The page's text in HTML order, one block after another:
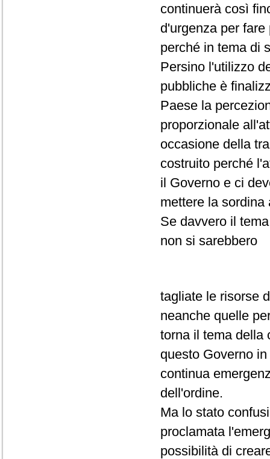
continuerà così
d'urgenza per
perché in tema di
Persino l'utilizzo
pubbliche è
Paese la
proporzionale
occasione della
costruito perché
il Governo e ci
mettere la
Se davvero il
non si sarebbero
tagliate le risorse
neanche quelle
torna il tema della
questo Governo
continua
dell'ordine.
Ma lo stato
proclamata
possibilità di